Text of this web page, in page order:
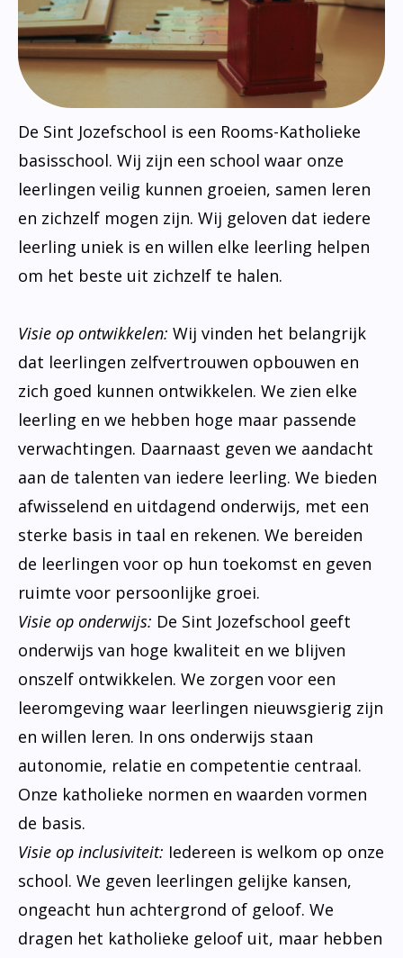
De Sint Jozefschool is een Rooms-Katholieke
basisschool. Wij zijn een school waar onze
leerlingen veilig kunnen groeien, samen leren
en zichzelf mogen zijn. Wij geloven dat iedere
leerling uniek is en willen elke leerling helpen
om het beste uit zichzelf te halen.
Visie op ontwikkelen: Wij vinden het belangrijk
dat leerlingen zelfvertrouwen opbouwen en
zich goed kunnen ontwikkelen. We zien elke
leerling en we hebben hoge maar passende
verwachtingen. Daarnaast geven we aandacht
aan de talenten van iedere leerling. We bieden
afwisselend en uitdagend onderwijs, met een
sterke basis in taal en rekenen. We bereiden
de leerlingen voor op hun toekomst en geven
ruimte voor persoonlijke groei.
Visie op onderwijs: De Sint Jozefschool geeft
onderwijs van hoge kwaliteit en we blijven
onszelf ontwikkelen. We zorgen voor een
leeromgeving waar leerlingen nieuwsgierig zijn
en willen leren. In ons onderwijs staan
autonomie, relatie en competentie centraal.
Onze katholieke normen en waarden vormen
de basis.
Visie op inclusiviteit: Iedereen is welkom op onze
school. We geven leerlingen gelijke kansen,
ongeacht hun achtergrond of geloof. We
dragen het katholieke geloof uit, maar hebben